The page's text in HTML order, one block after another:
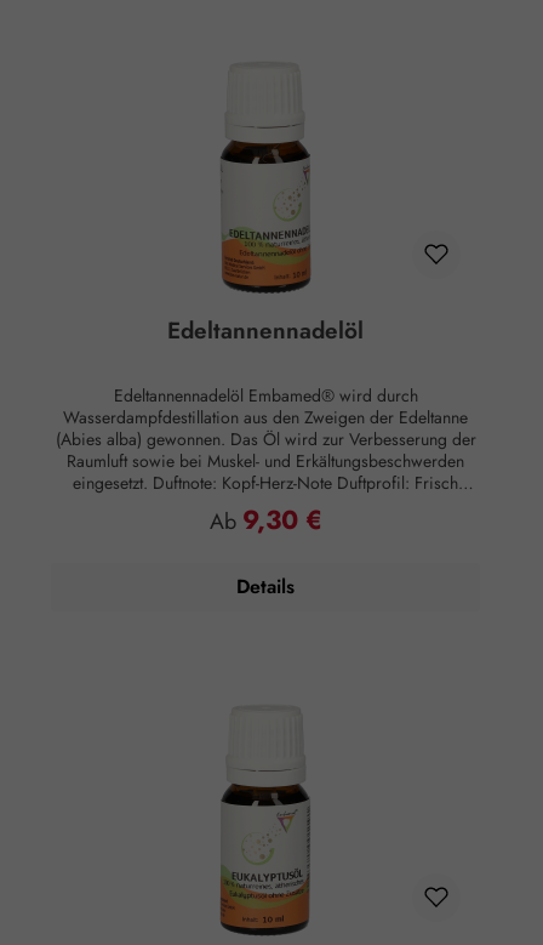
Edeltannennadelöl
Edeltannennadelöl Embamed® wird durch
Wasserdampfdestillation aus den Zweigen der Edeltanne
(Abies alba) gewonnen. Das Öl wird zur Verbesserung der
Raumluft sowie bei Muskel- und Erkältungsbeschwerden
eingesetzt. Duftnote: Kopf-Herz-Note Duftprofil: Frisch
Duftwirkung: Vitalisierend Hautwirkung:
Entzündungshemmend Anwendung: Kosmetikum zur
naturreines, ätherisches Edeltannennadelöl ohne Zusätze.
Regulärer Preis:
Ab 9,30 €
Details